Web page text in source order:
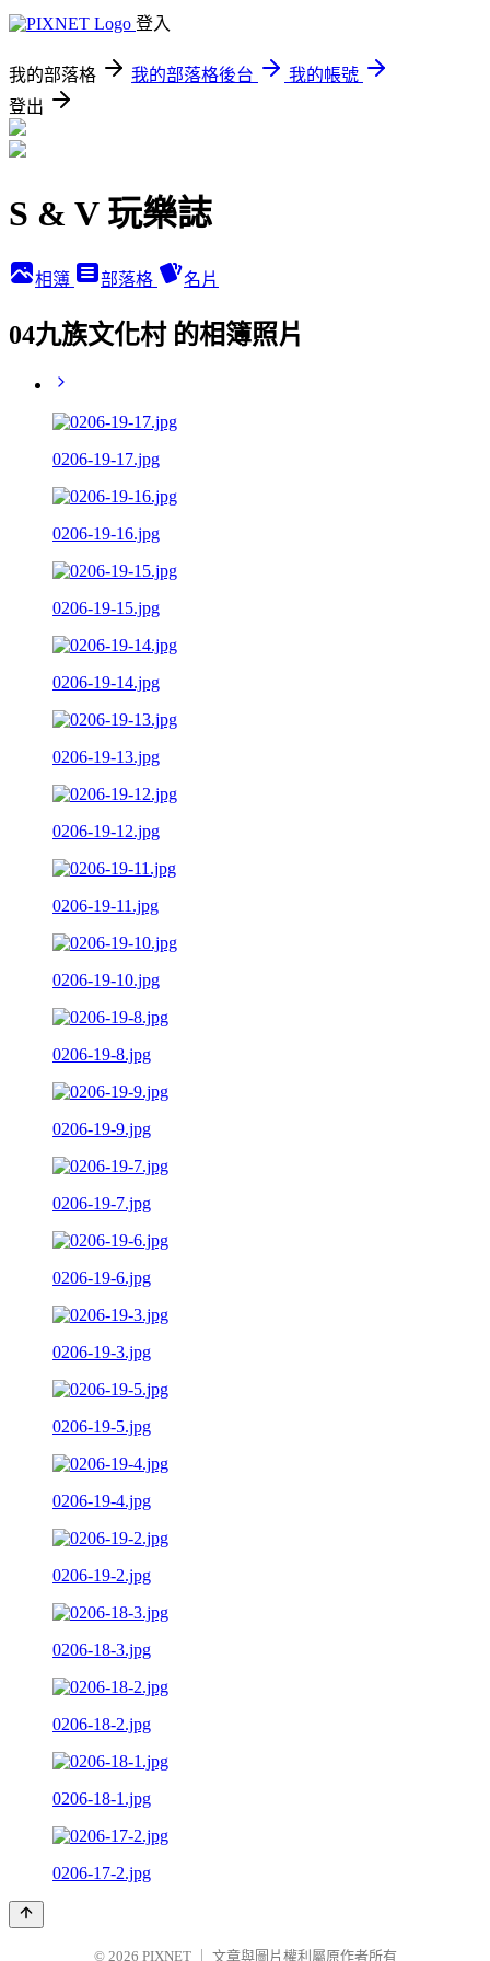
登入
我的部落格 我的部落格後台
我的帳號
登出
S & V 玩樂誌
相簿 部落格 名片
04九族文化村 的相簿照片
0206-19-17.jpg
0206-19-16.jpg
0206-19-15.jpg
0206-19-14.jpg
0206-19-13.jpg
0206-19-12.jpg
0206-19-11.jpg
0206-19-10.jpg
0206-19-8.jpg
0206-19-9.jpg
0206-19-7.jpg
0206-19-6.jpg
0206-19-3.jpg
0206-19-5.jpg
0206-19-4.jpg
0206-19-2.jpg
0206-18-3.jpg
0206-18-2.jpg
0206-18-1.jpg
0206-17-2.jpg
© 2026 PIXNET 文章與圖片權利屬原作者所有